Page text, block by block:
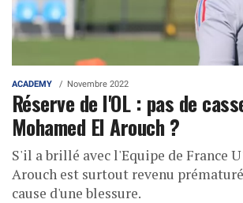
ACADEMY Novembre 2022
Réserve de l'OL : pas de
Mohamed El Arouch ?
S'il a brillé avec l'Equipe de France
Arouch est surtout revenu
cause d'une blessure.